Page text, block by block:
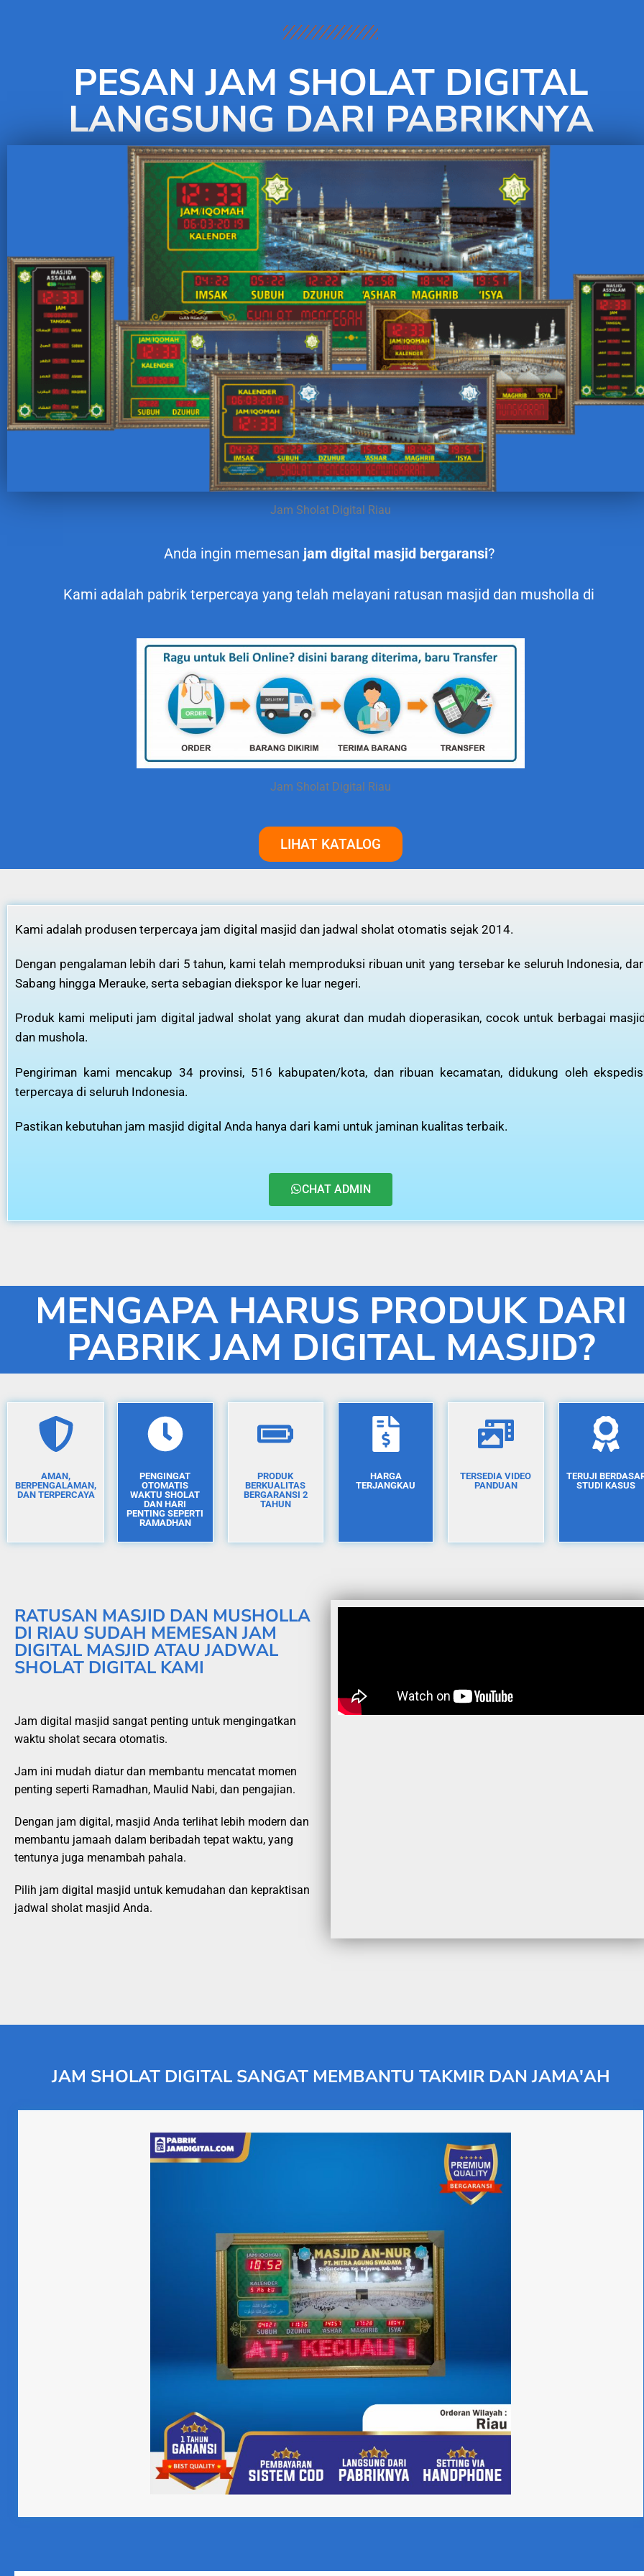
PESAN JAM SHOLAT DIGITAL
LANGSUNG DARI PABRIKNYA
Jam Sholat Digital Riau
Anda ingin memesan jam digital masjid bergaransi?
Kami adalah pabrik terpercaya yang telah melayani ratusan masjid dan musholla di
Jam Sholat Digital Riau
LIHAT KATALOG
Kami adalah produsen terpercaya jam digital masjid dan jadwal sholat otomatis sejak 2014.
Dengan pengalaman lebih dari 5 tahun, kami telah memproduksi ribuan unit yang tersebar ke seluruh Indonesia,
Sabang hingga Merauke, serta sebagian diekspor ke luar negeri.
Produk kami meliputi jam digital jadwal sholat yang akurat dan mudah dioperasikan, cocok untuk berbagai
dan mushola.
Pengiriman kami mencakup 34 provinsi, 516 kabupaten/kota, dan ribuan kecamatan, didukung oleh
terpercaya di seluruh Indonesia.
Pastikan kebutuhan jam masjid digital Anda hanya dari kami untuk jaminan kualitas terbaik.
CHAT ADMIN
MENGAPA HARUS PRODUK DARI
PABRIK JAM DIGITAL MASJID?
AMAN,
BERPENGALAMAN,
DAN TERPERCAYA
PENGINGAT
OTOMATIS
WAKTU SHOLAT
DAN HARI
PENTING SEPERTI
RAMADHAN
PRODUK
BERKUALITAS
BERGARANSI 2
TAHUN
HARGA
TERJANGKAU
TERSEDIA VIDEO
PANDUAN
TERUJI
STUDI KASUS
RATUSAN MASJID DAN MUSHOLLA
DI RIAU SUDAH MEMESAN JAM
DIGITAL MASJID ATAU JADWAL
SHOLAT DIGITAL KAMI
Jam digital masjid sangat penting untuk mengingatkan
waktu sholat secara otomatis.
Jam ini mudah diatur dan membantu mencatat momen
penting seperti Ramadhan, Maulid Nabi, dan pengajian.
Dengan jam digital, masjid Anda terlihat lebih modern dan
membantu jamaah dalam beribadah tepat waktu, yang
tentunya juga menambah pahala.
Pilih jam digital masjid untuk kemudahan dan kepraktisan
jadwal sholat masjid Anda.
JAM SHOLAT DIGITAL SANGAT MEMBANTU TAKMIR DAN JAMA'AH